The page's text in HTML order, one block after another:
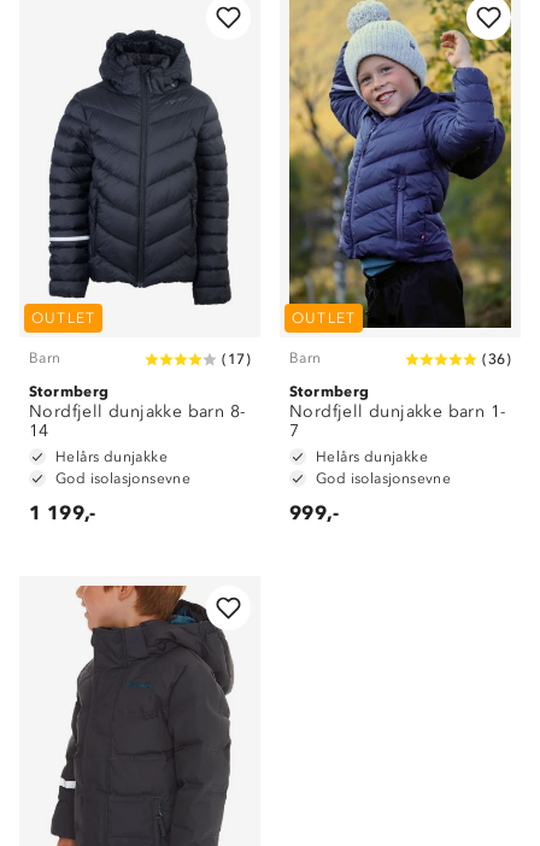
OUTLET
Barn ( 17)
Stormberg
Nordfjell dunjakke barn 8-
14
Helårs dunjakke
God isolasjonsevne
1 199,-
OUTLET
Barn (36)
Stormberg
Nordfjell dunjakke barn 1-
7
Helårs dunjakke
God isolasjonsevne
999,-
Om Stormberg